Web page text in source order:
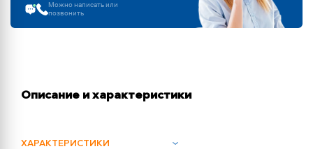
Можно написать или
позвонить
Описание и характеристики
ХАРАКТЕРИСТИКИ